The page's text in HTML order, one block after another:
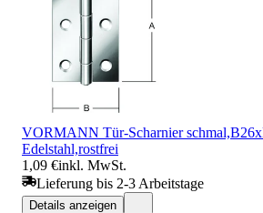
VORMANN Tür-Scharnier
Edelstahl,rostfrei
1,09 €inkl. MwSt.
Lieferung bis 2-3 Arbeitstage
Details anzeigen